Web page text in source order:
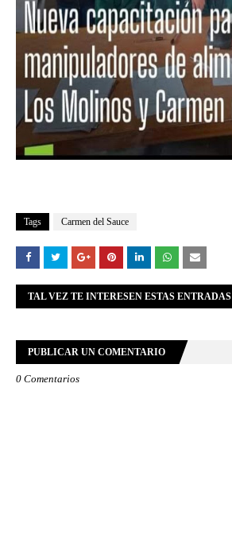
Tags Carmen del Sauce
TAL VEZ TE INTERESEN ESTAS ENTRADAS
PUBLICAR UN COMENTARIO
0 Comentarios